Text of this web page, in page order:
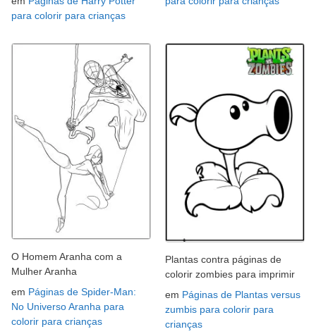
para colorir para crianças
O Homem Aranha com a
Mulher Aranha
em Páginas de Spider-Man:
No Universo Aranha para
colorir para crianças
Plantas contra páginas de
colorir zombies para imprimir
em Páginas de Plantas versus
zumbis para colorir para
crianças